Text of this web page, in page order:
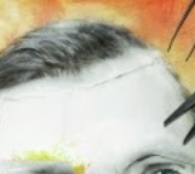
(Lubovniansky)
ziemeļaustrumos un ir
šī diena?